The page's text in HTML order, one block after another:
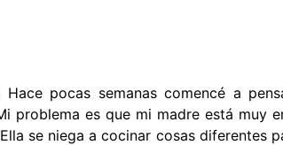
pocas semanas comencé a
problema es que mi madre está muy
se niega a cocinar cosas diferentes